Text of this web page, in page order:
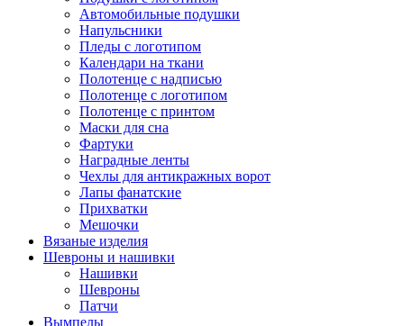
Автомобильные подушки
Напульсники
Пледы с логотипом
Календари на ткани
Полотенце с надписью
Полотенце с логотипом
Полотенце с принтом
Маски для сна
Фартуки
Наградные ленты
Чехлы для антикражных ворот
Лапы фанатские
Прихватки
Мешочки
Вязаные изделия
Шевроны и нашивки
Нашивки
Шевроны
Патчи
Вымпелы